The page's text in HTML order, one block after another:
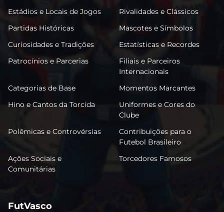
Estádios e Locais de Jogos
Rivalidades e Clássicos
Partidas Históricas
Mascotes e Símbolos
Curiosidades e Tradições
Estatísticas e Recordes
Patrocínios e Parcerias
Filiais e Parceiros
Internacionais
Categorias de Base
Momentos Marcantes
Hino e Cantos da Torcida
Uniformes e Cores do
Clube
Polêmicas e Controvérsias
Contribuições para o
Futebol Brasileiro
Ações Sociais e
Comunitárias
Torcedores Famosos
FutVasco